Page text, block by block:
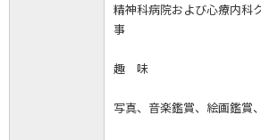
精神科病院および心療内科
事
趣 味
写真、音楽鑑賞、絵画鑑賞